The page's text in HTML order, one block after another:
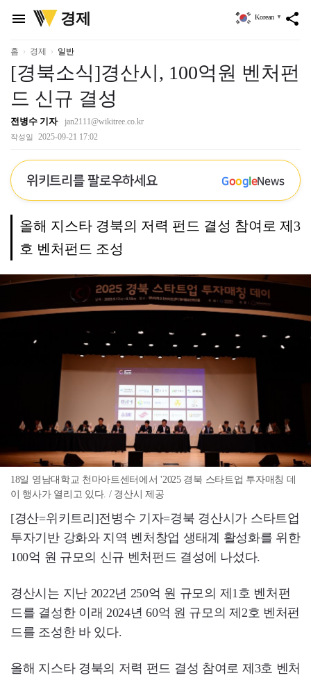
menu
위
키
리
경제 share
Korean ▼
홈 경제 일반
[경북소식]경산시, 100억원 벤처펀
드 신규 결성
전병수 기자 jan2111@wikitree.co.kr
작성일 2025-09-21 17:02
위키트리를 팔로우하세요 GoogleNews
올해 지스타 경북의 저력 펀드 결성 참여로 제3
호 벤처펀드 조성
18일 영남대학교 천마아트센터에서 '2025 경북 스타트업 투자매칭 데
이 행사가 열리고 있다. / 경산시 제공
[경산=위키트리]전병수 기자=경북 경산시가 스타트업
투자기반 강화와 지역 벤처창업 생태계 활성화를 위한
100억 원 규모의 신규 벤처펀드 결성에 나섰다.
경산시는 지난 2022년 250억 원 규모의 제1호 벤처펀
드를 결성한 이래 2024년 60억 원 규모의 제2호 벤처펀
드를 조성한 바 있다.
올해 지스타 경북의 저력 펀드 결성 참여로 제3호 벤처